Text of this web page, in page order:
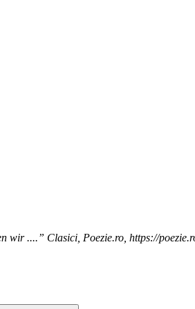
wir ....” Clasici, Poezie.ro, https://